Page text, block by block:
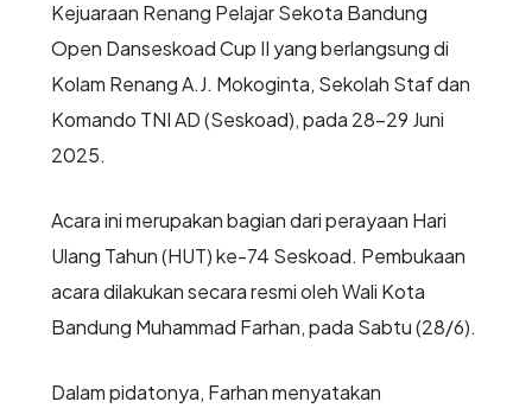
Kejuaraan Renang Pelajar Sekota Bandung
Open Danseskoad Cup II yang berlangsung di
Kolam Renang A.J. Mokoginta, Sekolah Staf dan
Komando TNI AD (Seskoad), pada 28-29 Juni
2025.
Acara ini merupakan bagian dari perayaan Hari
Ulang Tahun (HUT) ke-74 Seskoad. Pembukaan
acara dilakukan secara resmi oleh Wali Kota
Bandung Muhammad Farhan, pada Sabtu (28/6).
Dalam pidatonya, Farhan menyatakan